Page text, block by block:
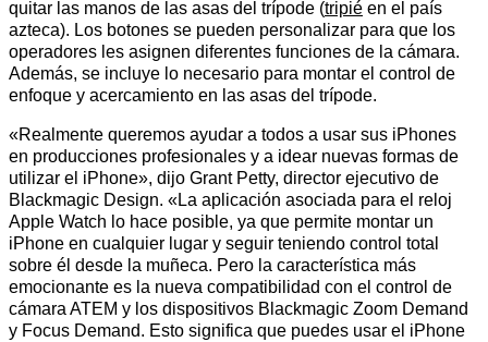
quitar las manos de las asas del trípode (tripié en el país
azteca). Los botones se pueden personalizar para que los
operadores les asignen diferentes funciones de la cámara.
Además, se incluye lo necesario para montar el control de
enfoque y acercamiento en las asas del trípode.
«Realmente queremos ayudar a todos a usar sus iPhones
en producciones profesionales y a idear nuevas formas de
utilizar el iPhone», dijo Grant Petty, director ejecutivo de
Blackmagic Design. «La aplicación asociada para el reloj
Apple Watch lo hace posible, ya que permite montar un
iPhone en cualquier lugar y seguir teniendo control total
sobre él desde la muñeca. Pero la característica más
emocionante es la nueva compatibilidad con el control de
cámara ATEM y los dispositivos Blackmagic Zoom Demand
y Focus Demand. Esto significa que puedes usar el iPhone